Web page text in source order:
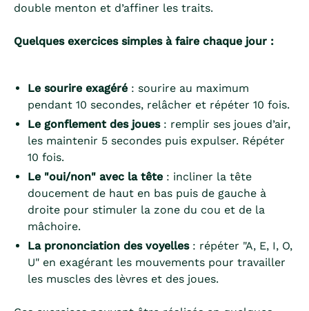
double menton et d’affiner les traits.
Quelques exercices simples à faire chaque jour :
Le sourire exagéré : sourire au maximum
pendant 10 secondes, relâcher et répéter 10 fois.
Le gonflement des joues: remplir ses joues d’air,
les maintenir 5 secondes puis expulser. Répéter
10 fois.
Le "oui/non" avec la tête : incliner la tête
doucement de haut en bas puis de gauche à
droite pour stimuler la zone du cou et de la
mâchoire.
La prononciation des voyelles: répéter "A, E, I, O,
U" en exagérant les mouvements pour travailler
les muscles des lèvres et des joues.